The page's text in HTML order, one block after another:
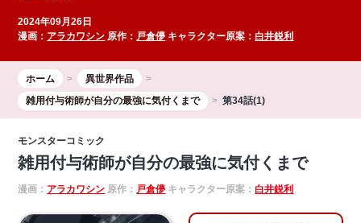
2024年09月26日
漫画： アラカワシン 原作： 戸倉儚 キャラクター原案：白井鋭利
ホーム
異世界作品
雑用付与術師が自分の最強に気付くまで
第34話(1)
モンスターコミック
雑用付与術師が自分の最強に気付くまで
漫画： アラカワシン 原作： 戸倉儚 キャラクター原案：白井鋭利